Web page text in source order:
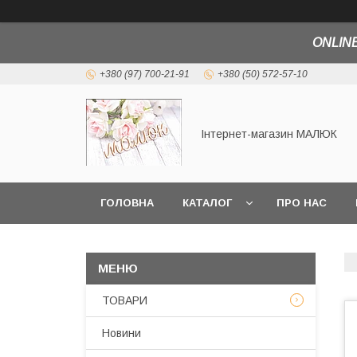
+380 (97) 700-21-91 +380 (50) 572-57-10
Інтернет-магазин МАЛЮК
ГОЛОВНА КАТАЛОГ ПРО НАС
ТОВАРИ
Новини